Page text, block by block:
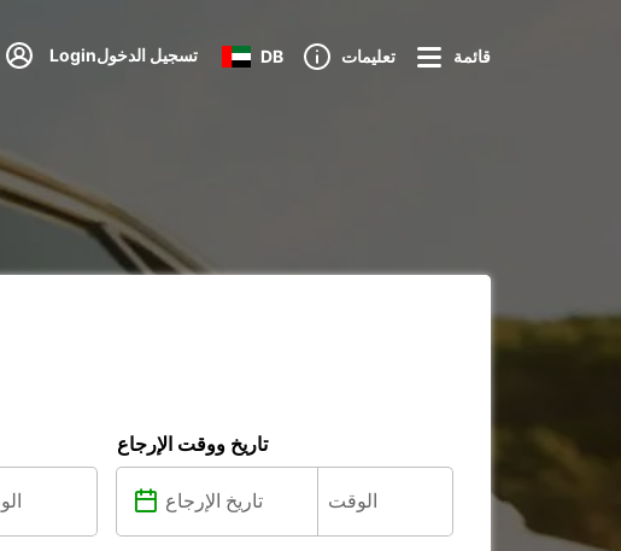
Loginتسجيل الدخول DB تعليمات قائمة
تاريخ ووقت الإرجاع